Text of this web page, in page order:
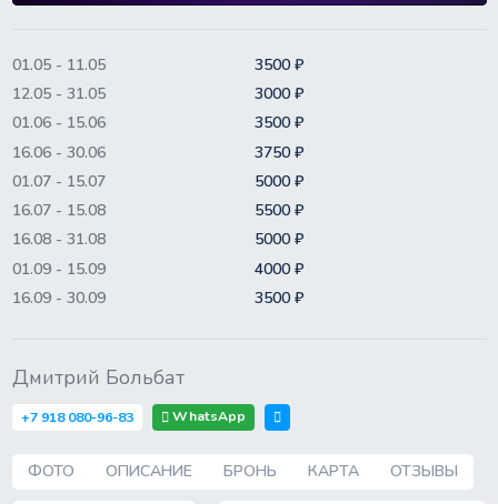
01.05 - 11.05
3500 ₽
12.05 - 31.05
3000 ₽
01.06 - 15.06
3500 ₽
16.06 - 30.06
3750 ₽
01.07 - 15.07
5000 ₽
16.07 - 15.08
5500 ₽
16.08 - 31.08
5000 ₽
01.09 - 15.09
4000 ₽
16.09 - 30.09
3500 ₽
Дмитрий Больбат
+7 918 080-96-83 WhatsApp
ФОТО ОПИСАНИЕ БРОНЬ КАРТА ОТЗЫВЫ